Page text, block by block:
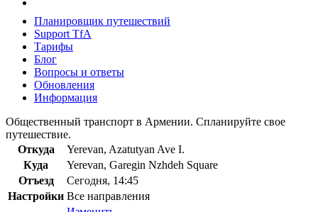
Планировщик путешествий
Support TfA
Тарифы
Блог
Вопросы и ответы
Обновления
Информация
Общественный транспорт в Армении. Спланируйте свое
путешествие.
Откуда
Yerevan, Azatutyan Ave I.
Куда
Yerevan, Garegin Nzhdeh Square
Отъезд
Сегодня, 14:45
Настройки Все направления